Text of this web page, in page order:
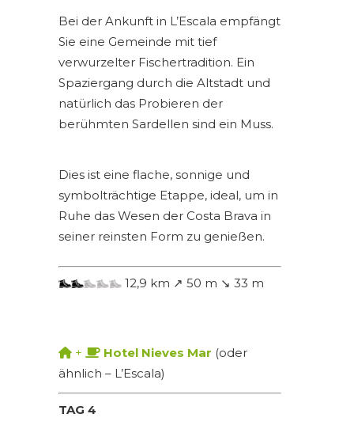
Bei der Ankunft in L’Escala empfängt
Sie eine Gemeinde mit tief
verwurzelter Fischertradition. Ein
Spaziergang durch die Altstadt und
natürlich das Probieren der
berühmten Sardellen sind ein Muss.
Dies ist eine flache, sonnige und
symbolträchtige Etappe, ideal, um in
Ruhe das Wesen der Costa Brava in
seiner reinsten Form zu genießen.
12,9 km ↗ 50 m ↘ 33 m
+ Hotel Nieves Mar (oder
ähnlich – L’Escala)
TAG 4